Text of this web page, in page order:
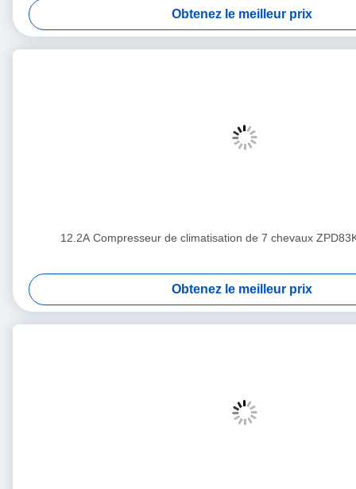
Obtenez le meilleur prix
12.2A Compresseur de climatisation de 7 chevaux
Obtenez le meilleur prix